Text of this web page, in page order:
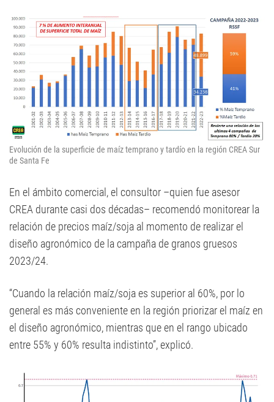
Evolución de la superficie de maíz temprano y tardío en la región CREA Sur
de Santa Fe
En el ámbito comercial, el consultor –quien fue asesor
CREA durante casi dos décadas– recomendó monitorear la
relación de precios maíz/soja al momento de realizar el
diseño agronómico de la campaña de granos gruesos
2023/24.
“Cuando la relación maíz/soja es superior al 60%, por lo
general es más conveniente en la región priorizar el maíz en
el diseño agronómico, mientras que en el rango ubicado
entre 55% y 60% resulta indistinto”, explicó.